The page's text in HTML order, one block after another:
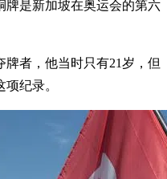
牌是新加坡在奥运会的第六
者，他当时只有21岁，但
纪录。